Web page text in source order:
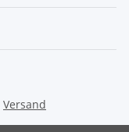
Versand